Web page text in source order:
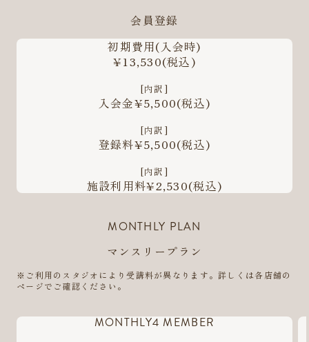
会員登録
初期費用(入会時)
¥13,530(税込)
[内訳]
入会金¥5,500(税込)
[内訳]
登録料¥5,500(税込)
[内訳]
施設利用料¥2,530(税込)
MONTHLY PLAN
マンスリープラン
※ご利用のスタジオにより受講料が異なります。詳しくは各店舗の
ページでご確認ください。
MONTHLY4 MEMBER